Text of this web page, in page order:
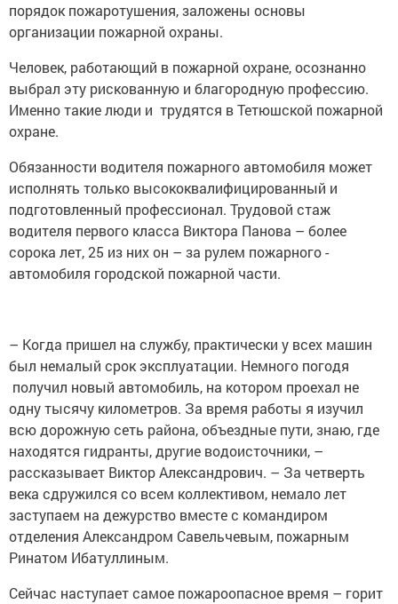
порядок пожаротушения, заложены основы
организации пожарной охраны.
Человек, работающий в пожарной охране, осознанно
выбрал эту рискованную и благородную профессию.
Именно такие люди и трудятся в Тетюшской пожарной
охране.
Обязанности водителя пожарного автомобиля может
исполнять только высококвалифицированный и
подготовленный профессионал. Трудовой стаж
водителя первого класса Виктора Панова – более
сорока лет, 25 из них он – за ­рулем пожарного ­
автомобиля городской пожарной части.
– Когда пришел на службу, практически у всех машин
был немалый срок эксплуатации. Немного погодя
получил новый автомобиль, на котором про­ехал не
одну тысячу километров. За время работы я ­изучил
всю дорожную сеть района, объездные пути, знаю, где
находятся гид­ранты, другие водоисточники, –
рассказывает Виктор Александрович. – За четверть
века сдружился со всем коллективом, немало лет
заступаем на дежурство вместе с командиром
отделения Александ­ром Савельчевым, пожарным
Ринатом ­Ибатуллиным.
Сейчас наступает самое пожароопасное время – горит